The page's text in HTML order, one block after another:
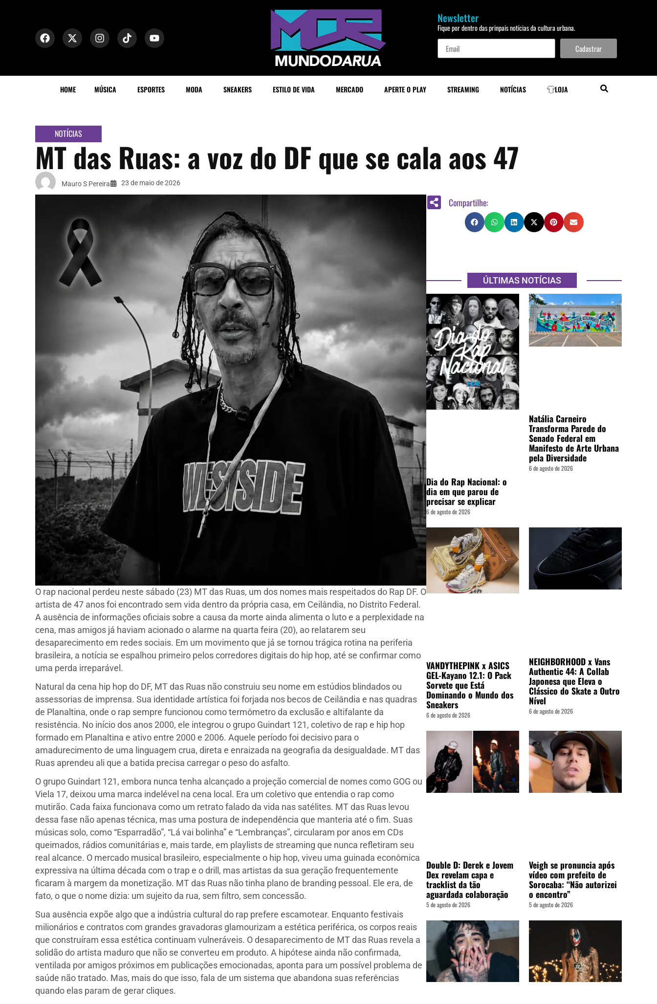
Newsletter
Fique por dentro das prinpais notícias da cultura urbana.
Cadastrar
HOME MÚSICA ESPORTES MODA SNEAKERS ESTILO DE VIDA MERCADO APERTE O PLAY STREAMING NOTÍCIAS LOJA
NOTÍCIAS
MT das Ruas: a voz do DF que se cala aos 47
Mauro S Pereira 23 de maio de 2026
O rap nacional perdeu neste sábado (23) MT das Ruas, um dos nomes mais respeitados do Rap DF. O
artista de 47 anos foi encontrado sem vida dentro da própria casa, em Ceilândia, no Distrito Federal.
A ausência de informações oficiais sobre a causa da morte ainda alimenta o luto e a perplexidade na
cena, mas amigos já haviam acionado o alarme na quarta feira (20), ao relatarem seu
desaparecimento em redes sociais. Em um movimento que já se tornou trágica rotina na periferia
brasileira, a notícia se espalhou primeiro pelos corredores digitais do hip hop, até se confirmar como
uma perda irreparável.
Natural da cena hip hop do DF, MT das Ruas não construiu seu nome em estúdios blindados ou
assessorias de imprensa. Sua identidade artística foi forjada nos becos de Ceilândia e nas quadras
de Planaltina, onde o rap sempre funcionou como termômetro da exclusão e altifalante da
resistência. No início dos anos 2000, ele integrou o grupo Guindart 121, coletivo de rap e hip hop
formado em Planaltina e ativo entre 2000 e 2006. Aquele período foi decisivo para o
amadurecimento de uma linguagem crua, direta e enraizada na geografia da desigualdade. MT das
Ruas aprendeu ali que a batida precisa carregar o peso do asfalto.
O grupo Guindart 121, embora nunca tenha alcançado a projeção comercial de nomes como GOG ou
Viela 17, deixou uma marca indelével na cena local. Era um coletivo que entendia o rap como
mutirão. Cada faixa funcionava como um retrato falado da vida nas satélites. MT das Ruas levou
dessa fase não apenas técnica, mas uma postura de independência que manteria até o fim. Suas
músicas solo, como “Esparradão”, “Lá vai bolinha” e “Lembranças”, circularam por anos em CDs
queimados, rádios comunitárias e, mais tarde, em playlists de streaming que nunca refletiram seu
real alcance. O mercado musical brasileiro, especialmente o hip hop, viveu uma guinada econômica
expressiva na última década com o trap e o drill, mas artistas da sua geração frequentemente
ficaram à margem da monetização. MT das Ruas não tinha plano de branding pessoal. Ele era, de
fato, o que o nome dizia: um sujeito da rua, sem filtro, sem concessão.
Sua ausência expõe algo que a indústria cultural do rap prefere escamotear. Enquanto festivais
milionários e contratos com grandes gravadoras glamourizam a estética periférica, os corpos reais
que construíram essa estética continuam vulneráveis. O desaparecimento de MT das Ruas revela a
solidão do artista maduro que não se converteu em produto. A hipótese ainda não confirmada,
ventilada por amigos próximos em publicações emocionadas, aponta para um possível problema de
saúde não tratado. Mas, mais do que isso, fala de um sistema que abandona suas referências
quando elas param de gerar cliques.
Compartilhe:
ÚLTIMAS NOTÍCIAS
Dia do Rap Nacional: o
dia em que parou de
precisar se explicar
6 de agosto de 2026
Natália Carneiro
Transforma Parede do
Senado Federal em
Manifesto de Arte Urbana
pela Diversidade
6 de agosto de 2026
VANDYTHEPINK x ASICS
GEL-Kayano 12.1: O Pack
Sorvete que Está
Dominando o Mundo dos
Sneakers
6 de agosto de 2026
NEIGHBORHOOD x Vans
Authentic 44: A Collab
Japonesa que Eleva o
Clássico do Skate a Outro
Nível
6 de agosto de 2026
Double D: Derek e Jovem
Dex revelam capa e
tracklist da tão
aguardada colaboração
5 de agosto de 2026
Veigh se pronuncia após
vídeo com prefeito de
Sorocaba: “Não autorizei
o encontro”
5 de agosto de 2026